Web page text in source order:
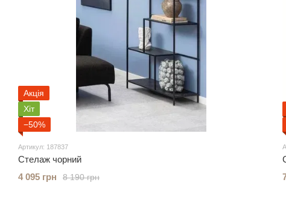
Акція
Хіт
−50%
Артикул: 187837
Стелаж чорний
8 190 грн
4 095 грн